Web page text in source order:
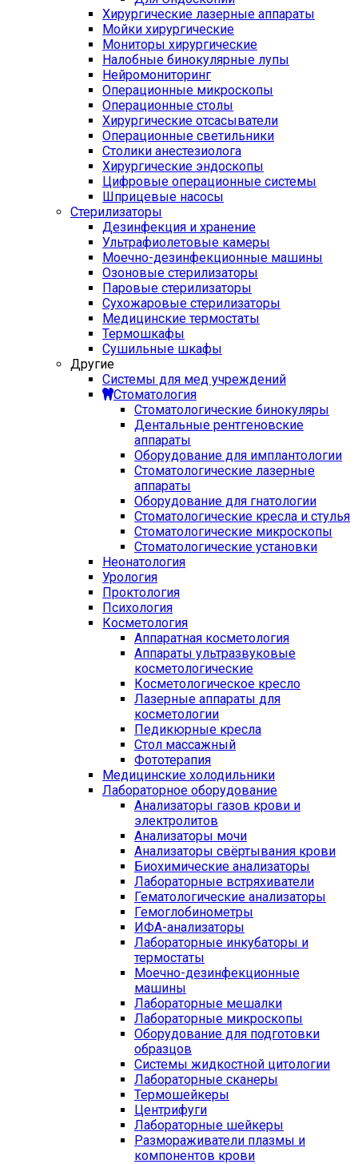
Хирургические лазерные аппараты
Мойки хирургические
Мониторы хирургические
Налобные бинокулярные лупы
Нейромониторинг
Операционные микроскопы
Операционные столы
Хирургические отсасыватели
Операционные светильники
Столики анестезиолога
Хирургические эндоскопы
Цифровые операционные системы
Шприцевые насосы
Стерилизаторы
Дезинфекция и хранение
Ультрафиолетовые камеры
Моечно-дезинфекционные машины
Озоновые стерилизаторы
Паровые стерилизаторы
Сухожаровые стерилизаторы
Медицинские термостаты
Термошкафы
Сушильные шкафы
Другие
Системы для мед учреждений
Стоматология
Стоматологические бинокуляры
Дентальные рентгеновские
аппараты
Оборудование для имплантологии
Стоматологические лазерные
аппараты
Оборудование для гнатологии
Стоматологические кресла и стулья
Стоматологические микроскопы
Стоматологические установки
Неонатология
Урология
Проктология
Психология
Косметология
Аппаратная косметология
Аппараты ультразвуковые
косметологические
Косметологическое кресло
Лазерные аппараты для
косметологии
Педикюрные кресла
Стол массажный
Фототерапия
Медицинские холодильники
Лабораторное оборудование
Анализаторы газов крови и
электролитов
Анализаторы мочи
Анализаторы свёртывания крови
Биохимические анализаторы
Лабораторные встряхиватели
Гематологические анализаторы
Гемоглобинометры
ИФА-анализаторы
Лабораторные инкубаторы и
термостаты
Моечно-дезинфекционные
машины
Лабораторные мешалки
Лабораторные микроскопы
Оборудование для подготовки
образцов
Системы жидкостной цитологии
Лабораторные сканеры
Термошейкеры
Центрифуги
Лабораторные шейкеры
Размораживатели плазмы и
компонентов крови